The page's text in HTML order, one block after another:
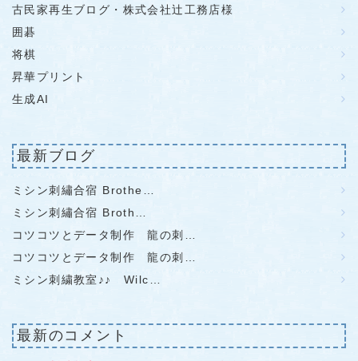
古民家再生ブログ・株式会社辻工務店様
囲碁
将棋
昇華プリント
生成AI
最新ブログ
ミシン刺繡合宿 Brothe…
ミシン刺繡合宿 Broth…
コツコツとデータ制作 龍の刺…
コツコツとデータ制作 龍の刺…
ミシン刺繍教室♪♪ Wilc…
最新のコメント